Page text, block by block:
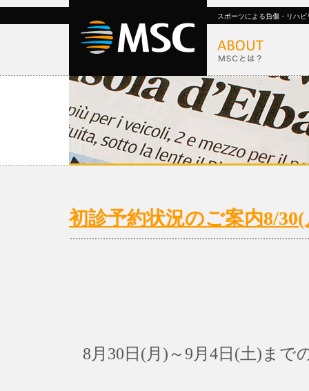
スポーツによる負傷・リハ
初診予約状況のご案内8/
8月30日(月)～9月4日(土)まで